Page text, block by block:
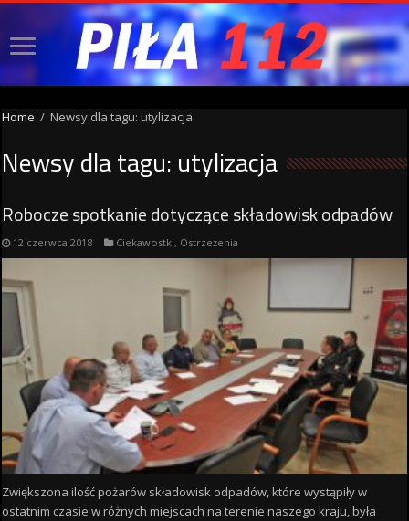
Home / Newsy dla tagu: utylizacja
Newsy dla tagu: utylizacja
Robocze spotkanie dotyczące składowisk odpadów
12 czerwca 2018 Ciekawostki, Ostrzeżenia
Zwiększona ilość pożarów składowisk odpadów, które wystąpiły w
ostatnim czasie w różnych miejscach na terenie naszego kraju, była